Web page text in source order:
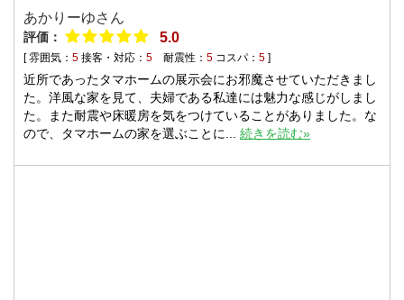
あかりーゆさん
評価： 5.0
[ 雰囲気： 5 接客・対応： 5 耐震性： 5 コスパ： 5 ]
近所であったタマホームの展示会にお邪魔させていただきまし
た。洋風な家を見て、夫婦である私達には魅力な感じがしまし
た。また耐震や床暖房を気をつけていることがありました。な
ので、タマホームの家を選ぶことに... 続きを読む»